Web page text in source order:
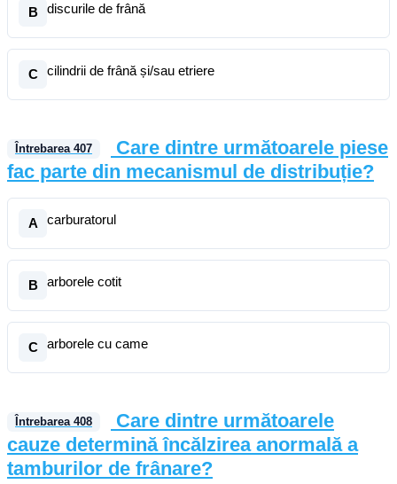
B discurile de frână
C cilindrii de frână și/sau etriere
Întrebarea 407
Care dintre următoarele piese
fac parte din mecanismul de distribuție?
A carburatorul
B arborele cotit
C arborele cu came
Întrebarea 408
Care dintre următoarele
cauze determină încălzirea anormală a
tamburilor de frânare?